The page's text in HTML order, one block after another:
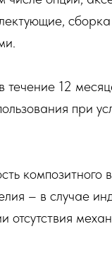
течение 12
при
композитного
– в случае